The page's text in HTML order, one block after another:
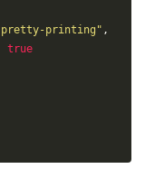
pretty-printing" ,
true